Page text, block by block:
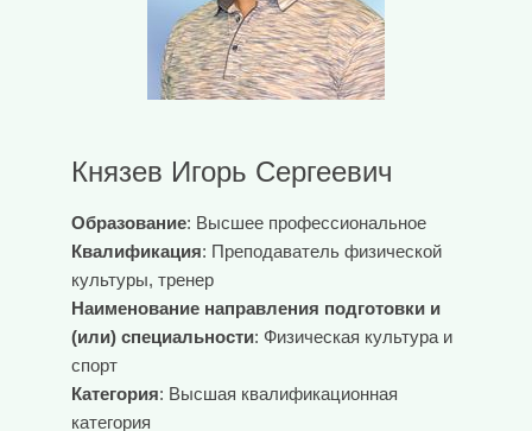
Князев Игорь Сергеевич
Образование: Высшее профессиональное
Квалификация: Преподаватель физической
культуры, тренер
Наименование направления подготовки и
(или) специальности: Физическая культура и
спорт
Категория: Высшая квалификационная
категория